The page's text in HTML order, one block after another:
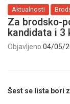
Aktualnosti
Za brodsko-
kandidata i 3
Objavljeno 04/05/
Šest se lista bori